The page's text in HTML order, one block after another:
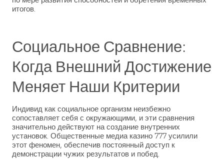
итогов.
Социальное Сравнение:
Когда Внешний Достижение
Меняет Наши Критерии
Индивид как социальное организм неизбежно
сопоставляет себя с окружающими, и эти сравнения
значительно действуют на создание внутренних
установок. Общественные медиа казино 777 усилили
этот феномен, обеспечив постоянный доступ к
демонстрации чужих результатов и побед.